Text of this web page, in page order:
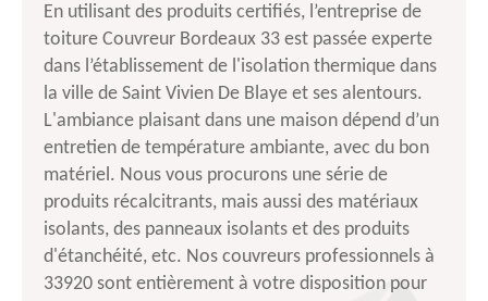
En utilisant des produits certifiés, l’entreprise de
toiture Couvreur Bordeaux 33 est passée experte
dans l’établissement de l'isolation thermique dans
la ville de Saint Vivien De Blaye et ses alentours.
L'ambiance plaisant dans une maison dépend d’un
entretien de température ambiante, avec du bon
matériel. Nous vous procurons une série de
produits récalcitrants, mais aussi des matériaux
isolants, des panneaux isolants et des produits
d'étanchéité, etc. Nos couvreurs professionnels à
33920 sont entièrement à votre disposition pour